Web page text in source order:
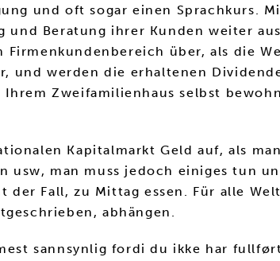
und oft sogar einen Sprachkurs.
und Beratung ihrer Kunden weiter
Firmenkundenbereich über, als die
und werden die erhaltenen
Zweifamilienhaus selbst
Kapitalmarkt Geld auf, als
usw, man muss jedoch einiges tun
Fall, zu Mittag essen. Für alle
abhängen.
sannsynlig fordi du ikke har